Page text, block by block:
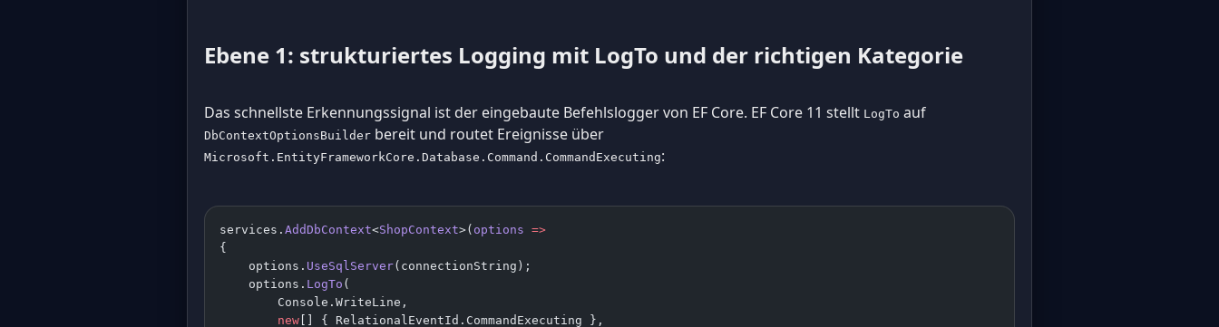
Ebene 1: strukturiertes Logging mit LogTo und der richtigen Kategorie
Das schnellste Erkennungssignal ist der eingebaute Befehlslogger von EF Core. EF Core 11 stellt LogTo auf
DbContextOptionsBuilder bereit und routet Ereignisse über
Microsoft.EntityFrameworkCore.Database.Command.CommandExecuting:
services. AddDbContext<ShopContext>( options =>
{
    options.
UseSqlServer(connectionString);
    options.
LogTo (
        Console.WriteLine,
        new
[] { RelationalEventId.CommandExecuting },